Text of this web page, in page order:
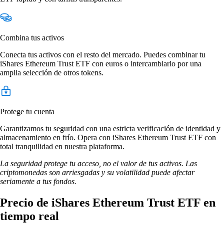
Combina tus activos
Conecta tus activos con el resto del mercado. Puedes combinar tu
iShares Ethereum Trust ETF con euros o intercambiarlo por una
amplia selección de otros tokens.
Protege tu cuenta
Garantizamos tu seguridad con una estricta verificación de identidad y
almacenamiento en frío. Opera con iShares Ethereum Trust ETF con
total tranquilidad en nuestra plataforma.
La seguridad protege tu acceso, no el valor de tus activos. Las
criptomonedas son arriesgadas y su volatilidad puede afectar
seriamente a tus fondos.
Precio de iShares Ethereum Trust ETF en
tiempo real